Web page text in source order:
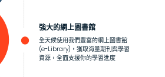
強大的網上圖書館
全天候使用我們豐富的網上圖書館
(e-Library)，獲取海量期刊與學習
資源，全面支援你的學習進度